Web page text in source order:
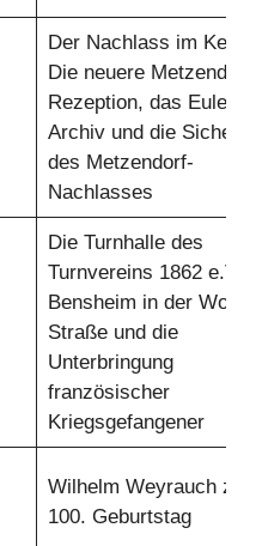
Der Nachlass im Keller.
Die neuere Metzendorf-
Rezeption, das Euler-
Archiv und die
des Metzendorf-
Nachlasses
Die Turnhalle des
Turnvereins 1862 e.V.
Bensheim in der
Straße und die
Unterbringung
französischer
Kriegsgefangener
Wilhelm Weyrauch zum
100. Geburtstag